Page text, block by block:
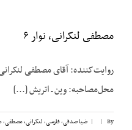
مصطفی لنکرانی، نوار ۶
محل‌مصاحبه: وین ـ اتریش [...]
By
|
| ضیا صدقی,فارسی,لنکرانی، مصطفی,